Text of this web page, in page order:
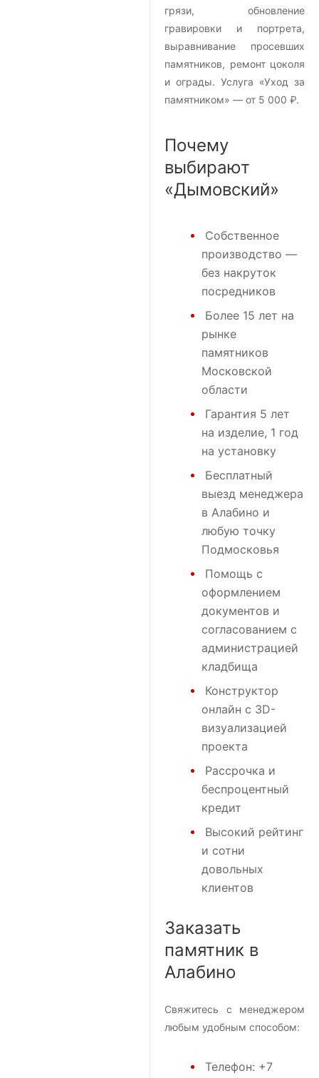
грязи, обновление
гравировки и портрета,
выравнивание просевших
памятников, ремонт цоколя
и ограды. Услуга «Уход за
памятником» — от 5 000 ₽.
Почему
выбирают
«Дымовский»
Собственное
производство —
без накруток
посредников
Более 15 лет на
рынке
памятников
Московской
области
Гарантия 5 лет
на изделие, 1 год
на установку
Бесплатный
выезд менеджера
в Алабино и
любую точку
Подмосковья
Помощь с
оформлением
документов и
согласованием с
администрацией
кладбища
Конструктор
онлайн с 3D-
визуализацией
проекта
Рассрочка и
беспроцентный
кредит
Высокий рейтинг
и сотни
довольных
клиентов
Заказать
памятник в
Алабино
Свяжитесь с менеджером
любым удобным способом:
Телефон: +7